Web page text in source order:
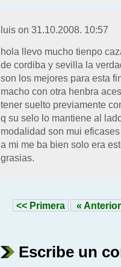
luis on 31.10.2008. 10:57
hola llevo mucho tienpo
de cordiba y sevilla la
son los mejores para esta
macho con otra henbra
tener suelto previamente
q su selo lo mantiene al
modalidad son mui eficases
a mi me ba bien solo era
grasias.
<< Primera « Anterior
Escribe un